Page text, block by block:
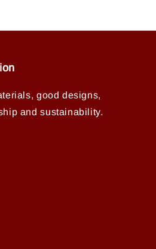
good designs,
and sustainability.